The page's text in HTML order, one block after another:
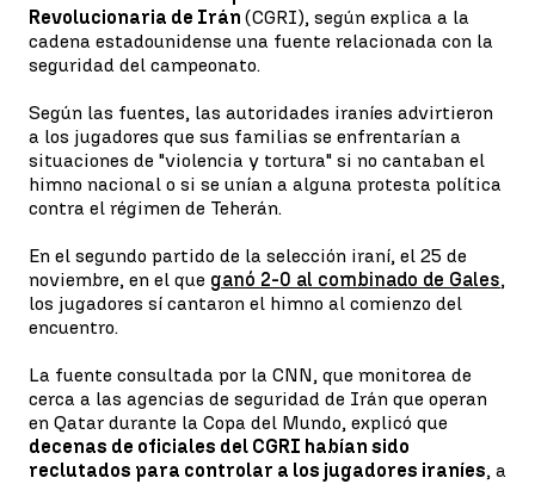
Revolucionaria de Irán (CGRI), según explica a la
cadena estadounidense una fuente relacionada con la
seguridad del campeonato.
Según las fuentes, las autoridades iraníes advirtieron
a los jugadores que sus familias se enfrentarían a
situaciones de "violencia y tortura" si no cantaban el
himno nacional o si se unían a alguna protesta política
contra el régimen de Teherán.
En el segundo partido de la selección iraní, el 25 de
noviembre, en el que ganó 2-0 al combinado de Gales,
los jugadores sí cantaron el himno al comienzo del
encuentro.
La fuente consultada por la CNN, que monitorea de
cerca a las agencias de seguridad de Irán que operan
en Qatar durante la Copa del Mundo, explicó que
decenas de oficiales del CGRI habían sido
reclutados para controlar a los jugadores iraníes, a